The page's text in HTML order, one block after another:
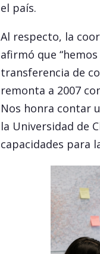
el país.
Al respecto, la
afirmó que
transferencia de
remonta a 2007
Nos honra contar
la Universidad de
capacidades para